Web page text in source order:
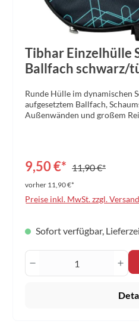
Tibhar Einzelhülle
Ballfach schwarz/
Runde Hülle im dynamischen
aufgesetztem Ballfach,
Außenwänden und großem
9,50 €* 11,90 €*
vorher 11,90 €*
Preise inkl. MwSt. zzgl.
Sofort verfügbar,
Produkt Anzahl: